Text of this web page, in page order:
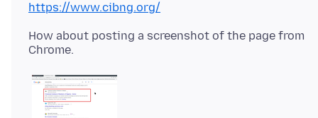
https://www.cibng.org/
How about posting a screenshot of the page from